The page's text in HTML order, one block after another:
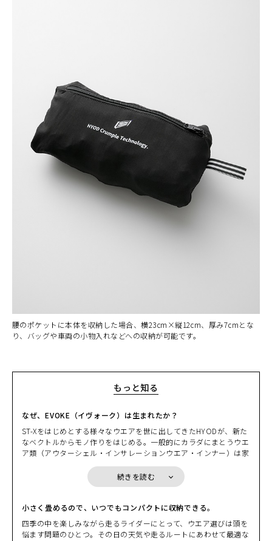
腰のポケットに本体を収納した場合、横23cm×縦12cm、厚み7cmとな
り、バッグや車両の小物入れなどへの収納が可能です。
もっと知る
なぜ、EVOKE（イヴォーク）は生まれたか？
ST-Xをはじめとする様々なウエアを世に出してきたHYODが、新た
なベクトルからモノ作りをはじめる。一般的にカラダにまとうウエ
ア類（アウターシェル・インサレーションウエア・インナー）は家
の日の天気や気温、どんなルートを走るかでライダーは一日のウエ
アリングを決める。しかしながら、その決定には少しばかりの“我
ながら。HYODはそこに目をつけた。
先週末に走ったツーリングシーンを思い浮かべる。出掛ける時には
少し肌寒さを感じたものの、日中は汗ばむぐらいの陽気となり急激
続きを読む
小さく畳めるので、いつでもコンパクトに収納できる。
四季の中を楽しみながら走るライダーにとって、ウエア選びは頭を
悩ます問題のひとつ。その日の天気や走るルートにあわせて最適な
カラー・サイズ選択
¥20,900(税込)
カートに入れる
M
¥20,900(税込)
カートに入れる